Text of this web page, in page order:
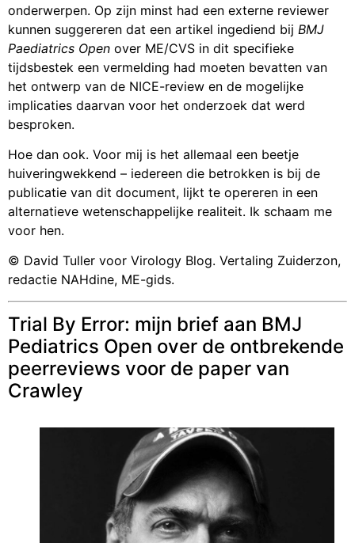
onderwerpen. Op zijn minst had een externe reviewer
kunnen suggereren dat een artikel ingediend bij BMJ
Paediatrics Open over ME/CVS in dit specifieke
tijdsbestek een vermelding had moeten bevatten van
het ontwerp van de NICE-review en de mogelijke
implicaties daarvan voor het onderzoek dat werd
besproken.
Hoe dan ook. Voor mij is het allemaal een beetje
huiveringwekkend – iedereen die betrokken is bij de
publicatie van dit document, lijkt te opereren in een
alternatieve wetenschappelijke realiteit. Ik schaam me
voor hen.
© David Tuller voor Virology Blog. Vertaling Zuiderzon,
redactie NAHdine, ME-gids.
Trial By Error: mijn brief aan BMJ
Pediatrics Open over de ontbrekende
peerreviews voor de paper van
Crawley